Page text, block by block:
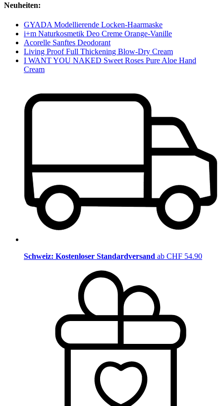
Neuheiten:
GYADA Modellierende Locken-Haarmaske
i+m Naturkosmetik Deo Creme Orange-Vanille
Acorelle Sanftes Deodorant
Living Proof Full Thickening Blow-Dry Cream
I WANT YOU NAKED Sweet Roses Pure Aloe Hand
Cream
Schweiz: Kostenloser Standardversand ab CHF 54.90